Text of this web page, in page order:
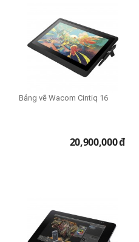
Bảng vẽ Wacom Cintiq 16
20,900,000đ